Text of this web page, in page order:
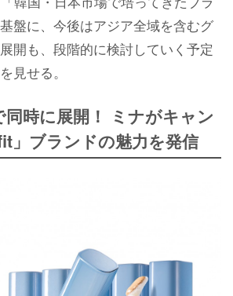
盤に、今後はアジア全域を含むグ
開も、段階的に検討していく予定
見せる。
同時に展開！ ミナがキャン
」ブランドの魅力を発信